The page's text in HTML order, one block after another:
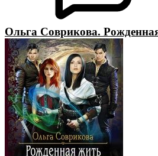
Ольга Соврикова.